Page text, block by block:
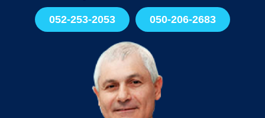
050-206-2683
052-253-2053